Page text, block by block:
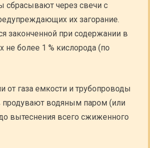
сбрасывают через свечи с
их загорание.
законченной при содержании в
не более 1 % кислорода (по
от газа емкости и трубопроводы
водяным паром (или
вытеснения всего сжиженного